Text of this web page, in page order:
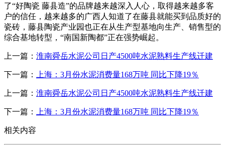
了“好陶瓷 藤县造”的品牌越来越深入人心，取得越来越多客
户的信任，越来越多的广西人知道了在藤县就能买到品质好的
瓷砖，藤县陶瓷产业园也正在从生产型基地向生产、销售型的
综合基地转型，“南国新陶都”正在强势崛起。
上一篇： 淮南舜岳水泥公司日产4500吨水泥熟料生产线迁建
下一篇： 上海：3月份水泥消费量168万吨 同比下降19％
上一篇： 淮南舜岳水泥公司日产4500吨水泥熟料生产线迁建
下一篇： 上海：3月份水泥消费量168万吨 同比下降19％
相关内容